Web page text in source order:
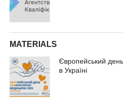
MATERIALS
Європейський
в Україні